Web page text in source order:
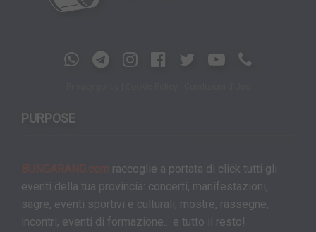
PURPOSE
BUNGARANG.com raccoglie a portata di click tutti gli
eventi della tua provincia: concerti, manifestazioni,
sagre, eventi sportivi e culturali, mostre, rassegne,
incontri, eventi di formazione... e tutto il resto!